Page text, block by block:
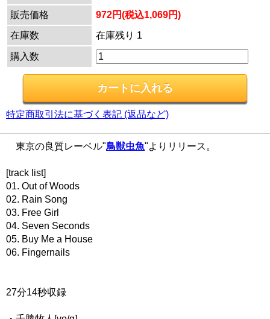
販売価格
972円(税込1,069円)
在庫数
在庫残り 1
購入数
特定商取引法に基づく表記 (返品など)
東京の良質レーベル"鳥獣虫魚"よりリリース。
[track list]
01. Out of Woods
02. Rain Song
03. Free Girl
04. Seven Seconds
05. Buy Me a House
06. Fingernails
27分14秒収録